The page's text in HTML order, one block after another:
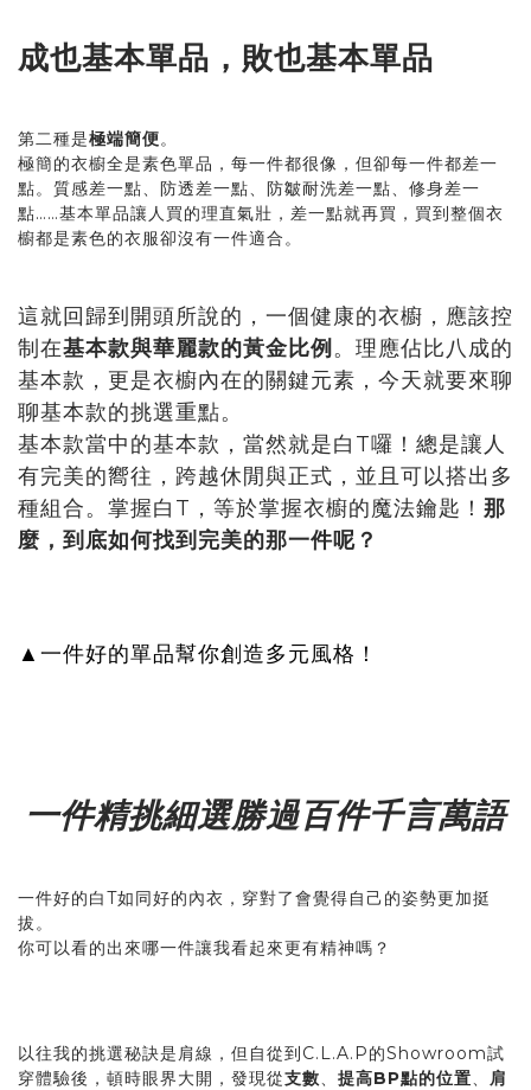
成也基本單品，敗也基本單品
第二種是極端簡便。
極簡的衣櫥全是素色單品，每一件都很像，但卻每一件都差一
點。質感差一點、防透差一點、防皺耐洗差一點、修身差一
點……基本單品讓人買的理直氣壯，差一點就再買，買到整個衣
櫥都是素色的衣服卻沒有一件適合。
這就回歸到開頭所說的，一個健康的衣櫥，應該控
制在基本款與華麗款的黃金比例。理應佔比八成的
基本款，更是衣櫥內在的關鍵元素，今天就要來聊
聊基本款的挑選重點。
基本款當中的基本款，當然就是白T囉！總是讓人
有完美的嚮往，跨越休閒與正式，並且可以搭出多
種組合。掌握白T，等於掌握衣櫥的魔法鑰匙！ 那
麼，到底如何找到完美的那一件呢？
▲一件好的單品幫你創造多元風格！
一件精挑細選勝過百件千言萬語
一件好的白T如同好的內衣，穿對了會覺得自己的姿勢更加挺
拔。
你可以看的出來哪一件讓我看起來更有精神嗎？
以往我的挑選秘訣是肩線，但自從到C.L.A.P的Showroom試
穿體驗後，頓時眼界大開，發現從支數、 提高BP點的位置、 肩